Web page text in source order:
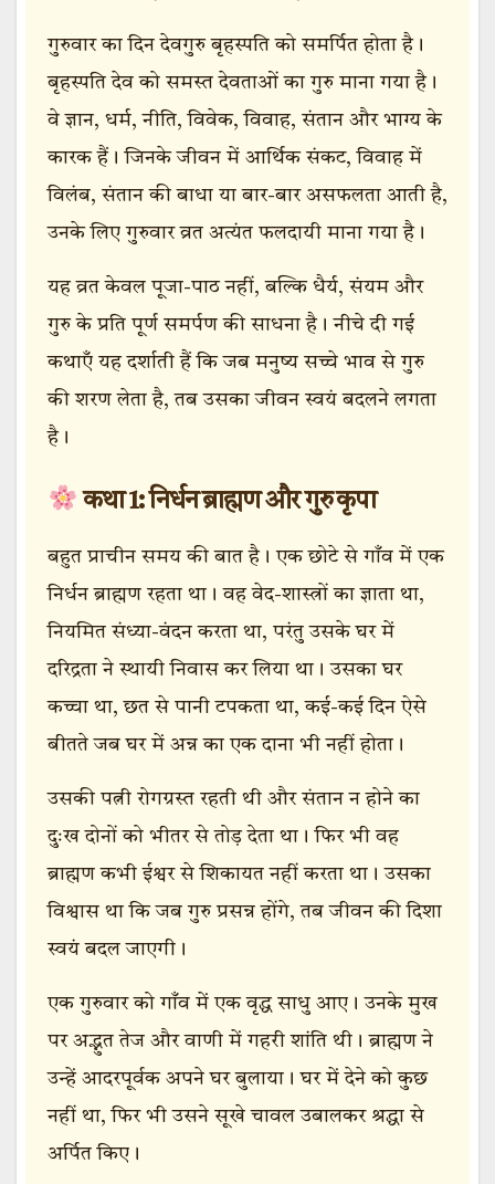
गुरुवार का दिन देवगुरु बृहस्पति को समर्पित होता है।
बृहस्पति देव को समस्त देवताओं का गुरु माना गया है।
वे ज्ञान, धर्म, नीति, विवेक, विवाह, संतान और भाग्य के
कारक हैं। जिनके जीवन में आर्थिक संकट, विवाह में
विलंब, संतान की बाधा या बार-बार असफलता आती है,
उनके लिए गुरुवार व्रत अत्यंत फलदायी माना गया है।
यह व्रत केवल पूजा-पाठ नहीं, बल्कि धैर्य, संयम और
गुरु के प्रति पूर्ण समर्पण की साधना है। नीचे दी गई
कथाएँ यह दर्शाती हैं कि जब मनुष्य सच्चे भाव से गुरु
की शरण लेता है, तब उसका जीवन स्वयं बदलने लगता
है।
कथा 1: निर्धन ब्राह्मण और गुरु कृपा
बहुत प्राचीन समय की बात है। एक छोटे से गाँव में एक
निर्धन ब्राह्मण रहता था। वह वेद-शास्त्रों का ज्ञाता था,
नियमित संध्या-वंदन करता था, परंतु उसके घर में
दरिद्रता ने स्थायी निवास कर लिया था। उसका घर
कच्चा था, छत से पानी टपकता था, कई-कई दिन ऐसे
बीतते जब घर में अन्न का एक दाना भी नहीं होता।
उसकी पत्नी रोगग्रस्त रहती थी और संतान न होने का
दुःख दोनों को भीतर से तोड़ देता था। फिर भी वह
ब्राह्मण कभी ईश्वर से शिकायत नहीं करता था। उसका
विश्वास था कि जब गुरु प्रसन्न होंगे, तब जीवन की दिशा
स्वयं बदल जाएगी।
एक गुरुवार को गाँव में एक वृद्ध साधु आए। उनके मुख
पर अद्भुत तेज और वाणी में गहरी शांति थी। ब्राह्मण ने
उन्हें आदरपूर्वक अपने घर बुलाया। घर में देने को कुछ
नहीं था, फिर भी उसने सूखे चावल उबालकर श्रद्धा से
अर्पित किए।